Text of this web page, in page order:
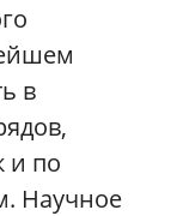
в
и по
Научное